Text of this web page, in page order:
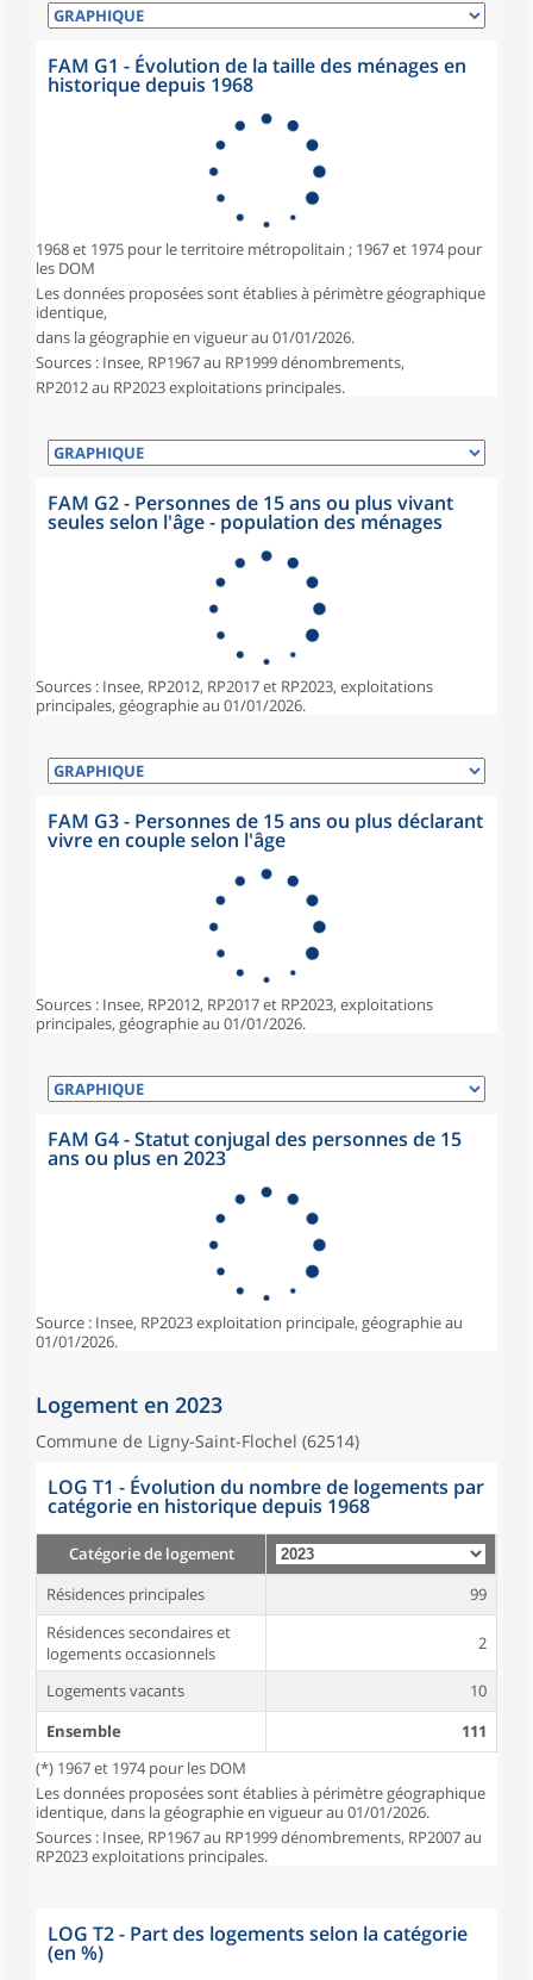
FAM G1 - Évolution de la taille des ménages en
historique depuis 1968
1968 et 1975 pour le territoire métropolitain ; 1967 et 1974 pour
les DOM
Les données proposées sont établies à périmètre géographique
identique,
dans la géographie en vigueur au 01/01/2026.
Sources : Insee, RP1967 au RP1999 dénombrements,
RP2012 au RP2023 exploitations principales.
FAM G2 - Personnes de 15 ans ou plus vivant
seules selon l'âge - population des ménages
Sources : Insee, RP2012, RP2017 et RP2023, exploitations
principales, géographie au 01/01/2026.
FAM G3 - Personnes de 15 ans ou plus déclarant
vivre en couple selon l'âge
Sources : Insee, RP2012, RP2017 et RP2023, exploitations
principales, géographie au 01/01/2026.
FAM G4 - Statut conjugal des personnes de 15
ans ou plus en 2023
Source : Insee, RP2023 exploitation principale, géographie au
01/01/2026.
Logement en 2023
Commune de Ligny-Saint-Flochel (62514)
LOG T1 - Évolution du nombre de logements par
catégorie en historique depuis 1968
Catégorie de logement
Résidences principales
99
Résidences secondaires et
logements occasionnels
2
Logements vacants
10
Ensemble
111
(*) 1967 et 1974 pour les DOM
Les données proposées sont établies à périmètre géographique
identique, dans la géographie en vigueur au 01/01/2026.
Sources : Insee, RP1967 au RP1999 dénombrements, RP2007 au
RP2023 exploitations principales.
LOG T2 - Part des logements selon la catégorie
(en %)